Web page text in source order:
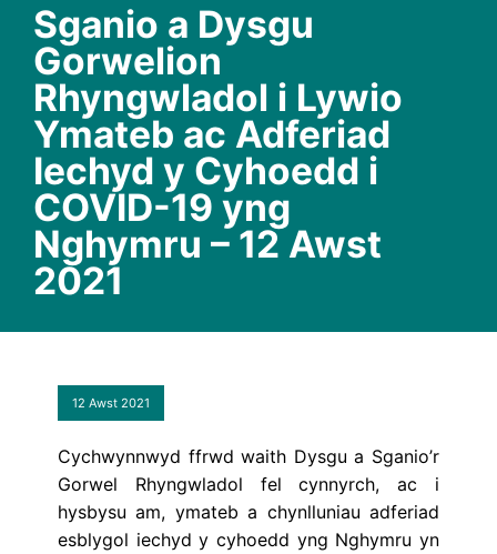
Sganio a Dysgu
Gorwelion
Rhyngwladol i Lywio
Ymateb ac Adferiad
Iechyd y Cyhoedd i
COVID-19 yng
Nghymru – 12 Awst
2021
12 Awst 2021
Cychwynnwyd ffrwd waith Dysgu a Sganio’r
Gorwel Rhyngwladol fel cynnyrch, ac i
hysbysu am, ymateb a chynlluniau adferiad
esblygol iechyd y cyhoedd yng Nghymru yn